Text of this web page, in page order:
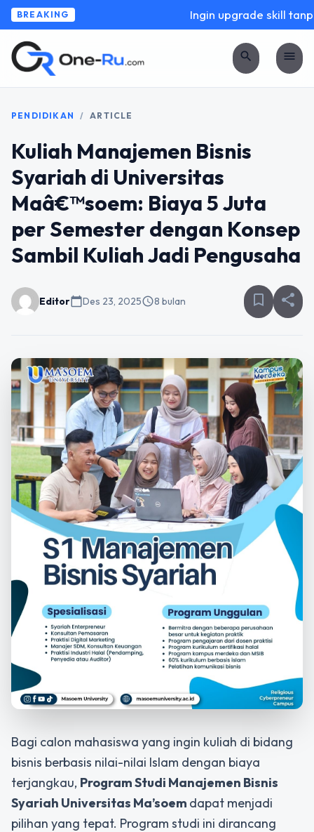
BREAKING Ingin upgrade skill
search menu
PENDIDIKAN / ARTICLE
Kuliah Manajemen Bisnis
Syariah di Universitas
Maâ€™soem: Biaya 5 Juta
per Semester dengan Konsep
Sambil Kuliah Jadi Pengusaha
Editorcalendar_todayDes 23, 2025schedule8 bulan bookmark_border share
Bagi calon mahasiswa yang ingin kuliah di bidang
bisnis berbasis nilai-nilai Islam dengan biaya
terjangkau, Program Studi Manajemen Bisnis
Syariah Universitas Ma’soem dapat menjadi
pilihan yang tepat. Program studi ini dirancang